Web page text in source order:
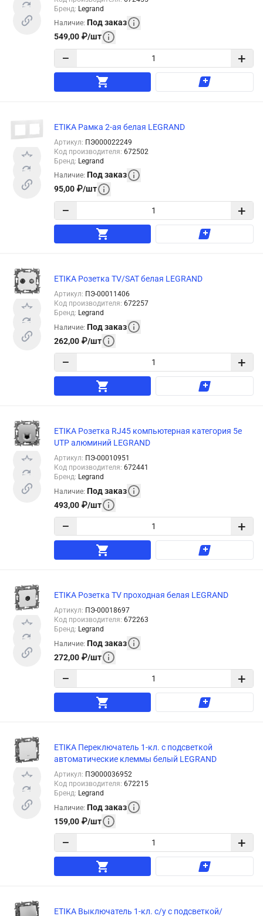
Бренд: Legrand
Наличие: Под заказ
549,00 ₽/шт
− +
ETIKA Рамка 2-ая белая LEGRAND
Артикул: ПЭ000022249
Код производителя: 672502
Бренд: Legrand
Наличие: Под заказ
95,00 ₽/шт
− +
ETIKA Розетка TV/SAT белая LEGRAND
Артикул: ПЭ-00011406
Код производителя: 672257
Бренд: Legrand
Наличие: Под заказ
262,00 ₽/шт
− +
ETIKA Розетка RJ45 компьютерная категория 5е
UTP алюминий LEGRAND
Артикул: ПЭ-00010951
Код производителя: 672441
Бренд: Legrand
Наличие: Под заказ
493,00 ₽/шт
− +
ETIKA Розетка TV проходная белая LEGRAND
Артикул: ПЭ-00018697
Код производителя: 672263
Бренд: Legrand
Наличие: Под заказ
272,00 ₽/шт
− +
ETIKA Переключатель 1-кл. с подсветкой
автоматические клеммы белый LEGRAND
Артикул: ПЭ000036952
Код производителя: 672215
Бренд: Legrand
Наличие: Под заказ
159,00 ₽/шт
− +
ETIKA Выключатель 1-кл. с/у с подсветкой/